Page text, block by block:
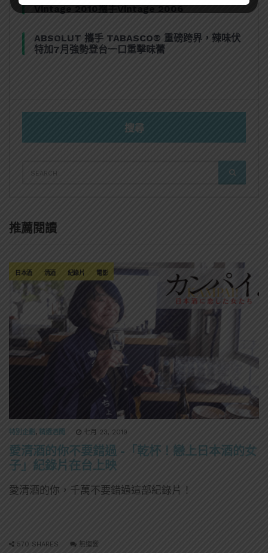
Vintage 2010攜手Vintage 2006
ABSOLUT 攜手 TABASCO® 重磅跨界，辣味伏
特加7月強勢登台一口重擊味蕾
搜尋
FOR:
推薦閱讀
日本酒 清酒 紀錄片 電影
特別企劃 , 精選酒聞 七月 23, 2019
愛清酒的你不要錯過 -「乾杯！戀上日本酒的女
子」紀錄片在台上映
愛清酒的你，千萬不要錯過這部紀錄片！
570 SHARES 無迴響